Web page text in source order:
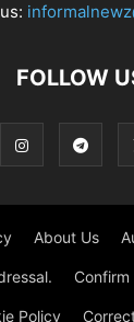
FOLLOW
About Us
Policy